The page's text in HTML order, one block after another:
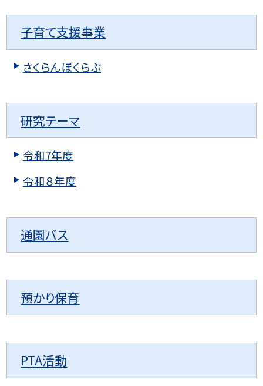
子育て支援事業
さくらんぼくらぶ
研究テーマ
令和7年度
令和８年度
通園バス
預かり保育
PTA活動